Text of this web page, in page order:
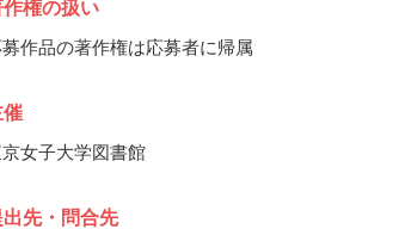
作権の扱い
募作品の著作権は応募者に帰属
催
女子大学図書館
出先・問合先